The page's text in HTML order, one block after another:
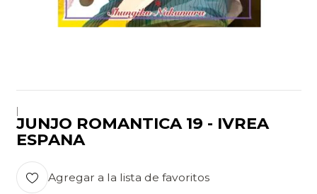
|
JUNJO ROMANTICA 19 - IVREA
ESPANA
Agregar a la lista de favoritos